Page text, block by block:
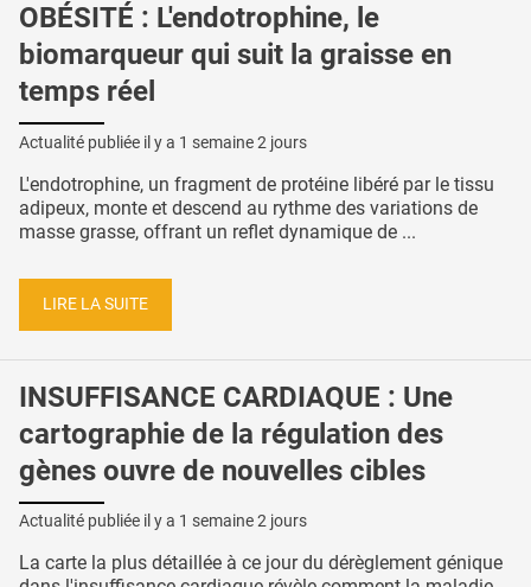
OBÉSITÉ : L'endotrophine, le
biomarqueur qui suit la graisse en
temps réel
Actualité publiée il y a 1 semaine 2 jours
L'endotrophine, un fragment de protéine libéré par le tissu
adipeux, monte et descend au rythme des variations de
masse grasse, offrant un reflet dynamique de ...
LIRE LA SUITE
INSUFFISANCE CARDIAQUE : Une
cartographie de la régulation des
gènes ouvre de nouvelles cibles
Actualité publiée il y a 1 semaine 2 jours
La carte la plus détaillée à ce jour du dérèglement génique